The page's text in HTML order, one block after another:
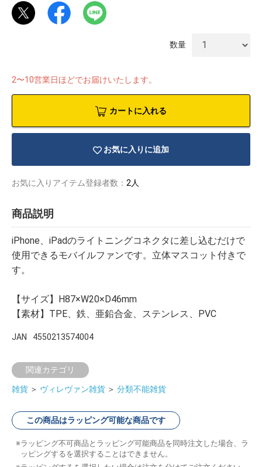
数量
2〜10営業日ほどでお届けいたします。
カートに入れる
お気に入りに追加
お気に入りアイテム登録者数： 2人
商品説明
iPhone、iPadのライトニングコネクタに差し込むだけで
使用できるモバイルファンです。立体マスコット付きで
す。
【サイズ】H87×W20×D46mm
【素材】TPE、鉄、亜鉛合金、ステンレス、PVC
JAN 4550213574004
関連カテゴリ
雑貨 ＞ ヴィレヴァン雑貨 ＞ 分類不能雑貨
この商品はラッピング可能な商品です
ラッピング不可商品とラッピング可能商品を同時注文した場合、ラ
ッピングするを選択することはできません。
アダルトグ